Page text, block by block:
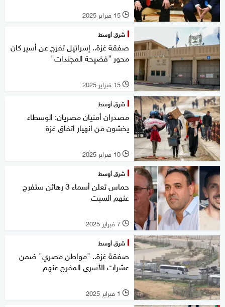
l 15 فبراير 2025
شرق أوسط
صفقة غزة.. إسرائيل تفرج عن أسير كان
محور "فضيحة المجندات"
l 15 فبراير 2025
شرق أوسط
مصدران أمنيان مصريان: الوسطاء
يخشون من انهيار اتفاق غزة
l 10 فبراير 2025
شرق أوسط
حماس تعلن أسماء 3 رهائن ستفرج
عنهم السبت
l 7 فبراير 2025
شرق أوسط
صفقة غزة.. "مواطن مصري" ضمن
عشرات الأسرى المفرج عنهم
l 1 فبراير 2025